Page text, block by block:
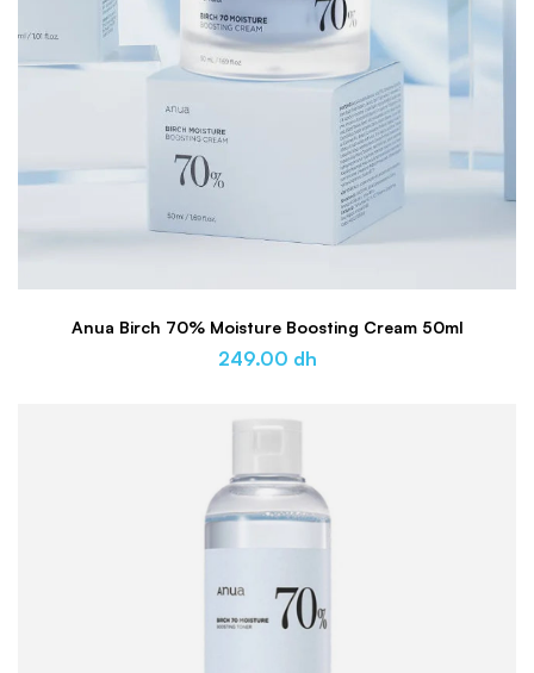
Anua Birch 70% Moisture Boosting Cream 50ml
249.00 dh